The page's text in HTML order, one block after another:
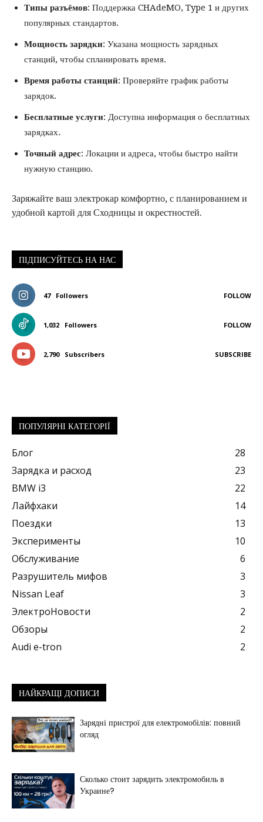
Типы разъёмов: Поддержка CHAdeMO, Type 1 и других
популярных стандартов.
Мощность зарядки: Указана мощность зарядных
станций, чтобы спланировать время.
Время работы станций: Проверяйте график работы
зарядок.
Бесплатные услуги: Доступна информация о бесплатных
зарядках.
Точный адрес: Локации и адреса, чтобы быстро найти
нужную станцию.
Заряжайте ваш электрокар комфортно, с планированием и
удобной картой для Сходницы и окрестностей.
ПІДПИСУЙТЕСЬ НА НАС
47 Followers FOLLOW
1,032 Followers FOLLOW
2,790 Subscribers SUBSCRIBE
ПОПУЛЯРНІ КАТЕГОРІЇ
Блог
28
Зарядка и расход
23
BMW i3
22
Лайфхаки
14
Поездки
13
Эксперименты
10
Обслуживание
6
Разрушитель мифов
3
Nissan Leaf
3
ЭлектроНовости
2
Обзоры
2
Audi e-tron
2
НАЙКРАЩІ ДОПИСИ
Зарядні пристрої для електромобілів: повний
огляд
Сколько стоит зарядить электромобиль в
Украине?